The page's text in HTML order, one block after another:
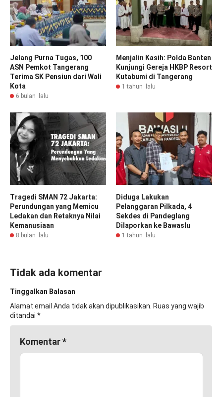
Jelang Purna Tugas, 100
ASN Pemkot Tangerang
Terima SK Pensiun dari Wali
Kota
6 bulan lalu
Menjalin Kasih: Polda Banten
Kunjungi Gereja HKBP Resort
Kutabumi di Tangerang
1 tahun lalu
Tragedi SMAN 72 Jakarta:
Perundungan yang Memicu
Ledakan dan Retaknya Nilai
Kemanusiaan
8 bulan lalu
Diduga Lakukan
Pelanggaran Pilkada, 4
Sekdes di Pandeglang
Dilaporkan ke Bawaslu
1 tahun lalu
Tidak ada komentar
Tinggalkan Balasan
Alamat email Anda tidak akan dipublikasikan. Ruas yang wajib
ditandai *
Komentar*